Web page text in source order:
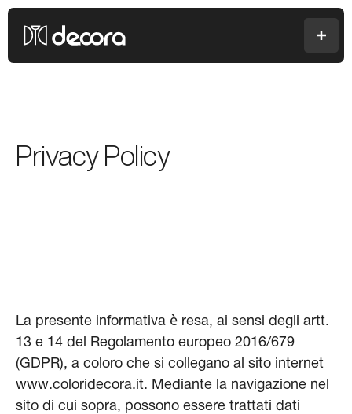
Colori Decora
Privacy Policy
La presente informativa è resa, ai sensi degli artt.
13 e 14 del Regolamento europeo 2016/679
(GDPR), a coloro che si collegano al sito internet
www.coloridecora.it. Mediante la navigazione nel
sito di cui sopra, possono essere trattati dati